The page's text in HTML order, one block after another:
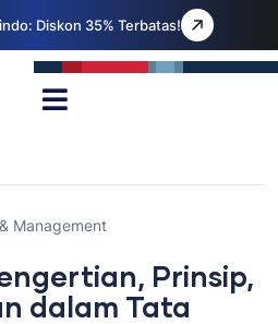
Diskon 35% Terbatas!
Management
Prinsip,
dalam Tata